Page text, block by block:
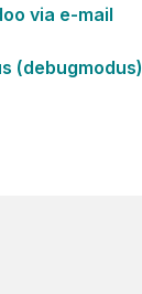
via e-mail
(debugmodus)